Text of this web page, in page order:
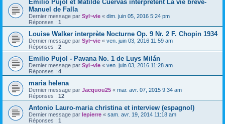
Emilio Pujol et Matilde Cuervas interprètent La vie brève-
Manuel de Falla
Dernier message par Syl~vie « dim. juin 05, 2016 5:24 pm
Réponses : 1
Louise Walker interprète Nocturne Op. 9 Nr. 2 F. Chopin 1934
Dernier message par Syl~vie « ven. juin 03, 2016 11:59 am
Réponses : 2
Emilio Pujol - Pavana No. 1 de Luys Milán
Dernier message par Syl~vie « ven. juin 03, 2016 11:28 am
Réponses : 4
maria helena
Dernier message par Jacquou25 « mar. avr. 07, 2015 9:34 am
Réponses : 12
Antonio Lauro-maria christina et interview (espagnol)
Dernier message par lepierre « sam. avr. 19, 2014 11:18 am
Réponses : 1